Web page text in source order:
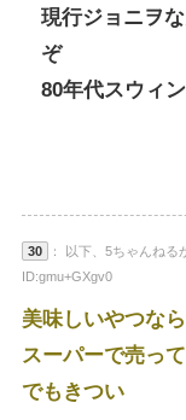
現行ジョニヲ
ぞ
80年代スウィ
30
： 以下、5ちゃんね
ID:gmu+GXgv0
美味しいやつな
スーパーで売っ
でもきつい